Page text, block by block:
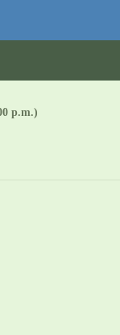
p.m.)